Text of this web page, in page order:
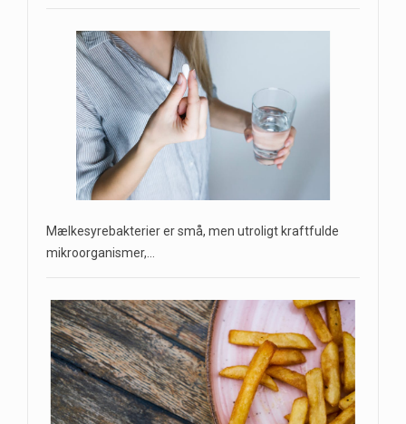
Mælkesyrebakterier er små, men utroligt kraftfulde
mikroorganismer,…